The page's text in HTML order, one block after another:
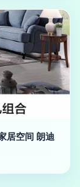
居空间 朗迪